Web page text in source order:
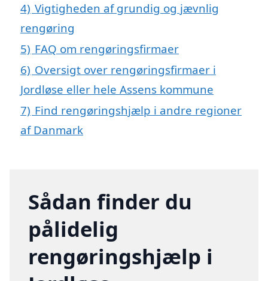
4) Vigtigheden af grundig og jævnlig
rengøring
5) FAQ om rengøringsfirmaer
6) Oversigt over rengøringsfirmaer i
Jordløse eller hele Assens kommune
7) Find rengøringshjælp i andre regioner
af Danmark
Sådan finder du
pålidelig
rengøringshjælp i